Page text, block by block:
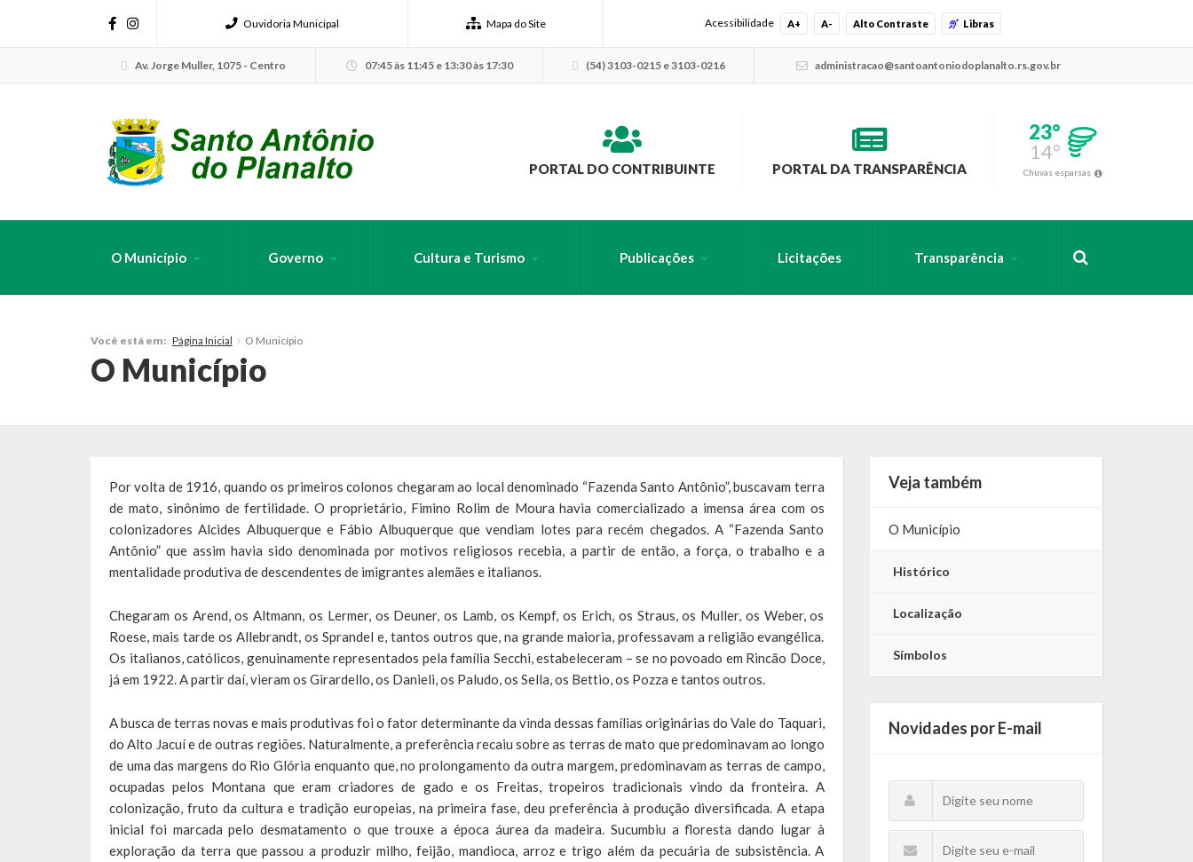
Ouvidoria Municipal Mapa do Site Acessibilidade A+ A- Alto Contraste Libras
Av. Jorge Muller, 1075 - Centro 07:45 às 11:45 e 13:30 às 17:30 (54) 3103-0215 e 3103-0216 administracao@santoantoniodoplanalto.rs.gov.br
PORTAL DO CONTRIBUINTE PORTAL DA TRANSPARÊNCIA
23°
14°
Chuvas esparsas
O Município Governo Cultura e Turismo Publicações Licitações Transparência
Você está em: Página Inicial O Município
O Município
Por volta de 1916, quando os primeiros colonos chegaram ao local denominado “Fazenda Santo Antônio”, buscavam terra
de mato, sinônimo de fertilidade. O proprietário, Fimino Rolim de Moura havia comercializado a imensa área com os
colonizadores Alcides Albuquerque e Fábio Albuquerque que vendiam lotes para recém chegados. A “Fazenda Santo
Antônio” que assim havia sido denominada por motivos religiosos recebia, a partir de então, a força, o trabalho e a
mentalidade produtiva de descendentes de imigrantes alemães e italianos.
Chegaram os Arend, os Altmann, os Lermer, os Deuner, os Lamb, os Kempf, os Erich, os Straus, os Muller, os Weber, os
Roese, mais tarde os Allebrandt, os Sprandel e, tantos outros que, na grande maioria, professavam a religião evangélica.
Os italianos, católicos, genuinamente representados pela família Secchi, estabeleceram – se no povoado em Rincão Doce,
já em 1922. A partir daí, vieram os Girardello, os Danieli, os Paludo, os Sella, os Bettio, os Pozza e tantos outros.
A busca de terras novas e mais produtivas foi o fator determinante da vinda dessas famílias originárias do Vale do Taquari,
do Alto Jacuí e de outras regiões. Naturalmente, a preferência recaiu sobre as terras de mato que predominavam ao longo
de uma das margens do Rio Glória enquanto que, no prolongamento da outra margem, predominavam as terras de campo,
ocupadas pelos Montana que eram criadores de gado e os Freitas, tropeiros tradicionais vindo da fronteira. A
colonização, fruto da cultura e tradição europeias, na primeira fase, deu preferência à produção diversificada. A etapa
inicial foi marcada pelo desmatamento o que trouxe a época áurea da madeira. Sucumbiu a floresta dando lugar à
exploração da terra que passou a produzir milho, feijão, mandioca, arroz e trigo além da pecuária de subsistência. A
Veja também
O Município
Histórico
Localização
Símbolos
Novidades por E-mail